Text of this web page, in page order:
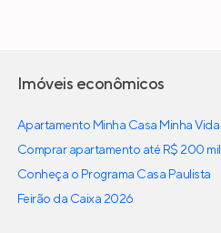
Imóveis econômicos
Apartamento Minha Casa Minha Vida
Comprar apartamento até R$ 200 mil
Conheça o Programa Casa Paulista
Feirão da Caixa 2026